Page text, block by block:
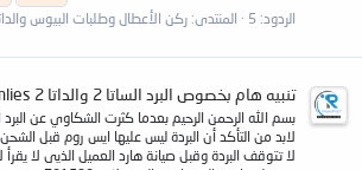
الردود: 5
المنتدى: ركن الأعطال وطلبات البيوس
تنبيه هام بخصوص البرد الساتا 2 والداتا 2 royal famlies
بسم الله الرحمن الرحيم بعدما كثرت الشكاوي عن
لابد من التأكد أن البردة ليس عليها ايس روم قبل
لا تتوقف البردة وقبل صيانة هارد العميل الذيى لا يقرأ